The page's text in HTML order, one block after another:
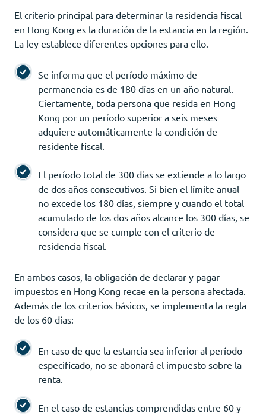
El criterio principal para determinar la residencia fiscal
en Hong Kong es la duración de la estancia en la región.
La ley establece diferentes opciones para ello.
Se informa que el período máximo de
permanencia es de 180 días en un año natural.
Ciertamente, toda persona que resida en Hong
Kong por un período superior a seis meses
adquiere automáticamente la condición de
residente fiscal.
El período total de 300 días se extiende a lo largo
de dos años consecutivos. Si bien el límite anual
no excede los 180 días, siempre y cuando el total
acumulado de los dos años alcance los 300 días, se
considera que se cumple con el criterio de
residencia fiscal.
En ambos casos, la obligación de declarar y pagar
impuestos en Hong Kong recae en la persona afectada.
Además de los criterios básicos, se implementa la regla
de los 60 días:
En caso de que la estancia sea inferior al período
especificado, no se abonará el impuesto sobre la
renta.
En el caso de estancias comprendidas entre 60 y